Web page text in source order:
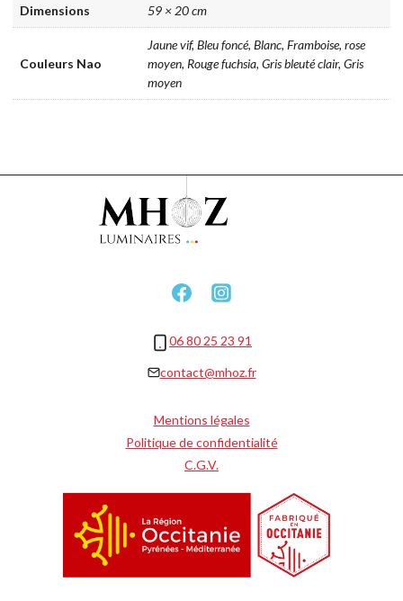
Dimensions 59 × 20 cm
Couleurs Nao
Jaune vif, Bleu foncé, Blanc, Framboise, rose
moyen, Rouge fuchsia, Gris bleuté clair, Gris
moyen
06 80 25 23 91
contact@mhoz.fr
Mentions légales
Politique de confidentialité
C.G.V.